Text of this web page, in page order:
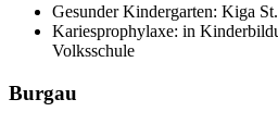
Gesunder Kindergarten: Kiga
Kariesprophylaxe: in
Volksschule
Burgau